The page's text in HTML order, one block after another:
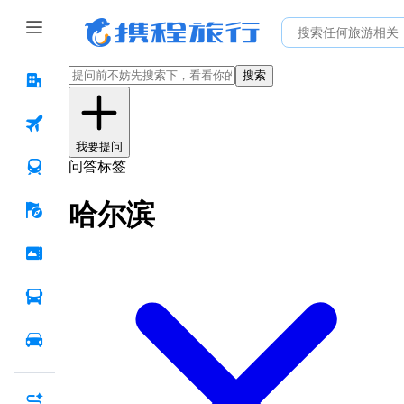
搜索
我要提问
问答标签
哈尔滨